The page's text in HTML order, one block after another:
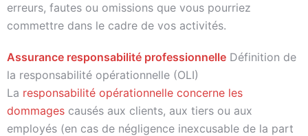
erreurs, fautes ou omissions que vous pourriez
commettre dans le cadre de vos activités.
Assurance responsabilité professionnelle Définition de
la responsabilité opérationnelle (OLI)
La responsabilité opérationnelle concerne les
dommages causés aux clients, aux tiers ou aux
employés (en cas de négligence inexcusable de la part